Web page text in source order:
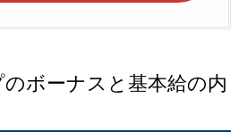
ボーナスと基本給の内